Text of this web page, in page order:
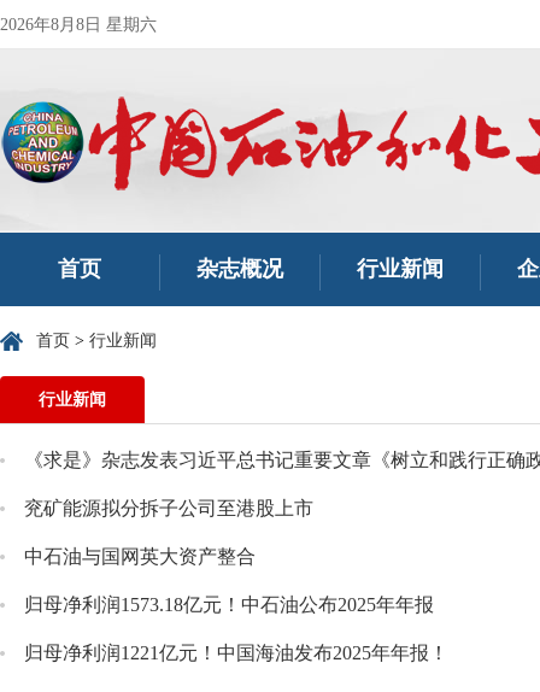
2026年8月8日 星期六
首页 杂志概况 行业新闻
首页 > 行业新闻
行业新闻
《求是》杂志发表习近平总书记重要文章《树立和践行正确
兖矿能源拟分拆子公司至港股上市
中石油与国网英大资产整合
归母净利润1573.18亿元！中石油公布2025年年报
归母净利润1221亿元！中国海油发布2025年年报！